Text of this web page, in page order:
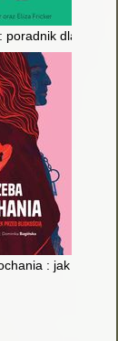
udany
poradnik dla
i naucz się
: jak